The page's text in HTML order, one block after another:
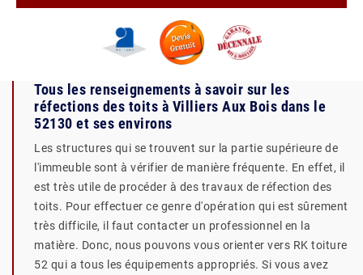
Tous les renseignements à savoir sur les
réfections des toits à Villiers Aux Bois dans le
52130 et ses environs
Les structures qui se trouvent sur la partie supérieure de
l'immeuble sont à vérifier de manière fréquente. En effet, il
est très utile de procéder à des travaux de réfection des
toits. Pour effectuer ce genre d'opération qui est sûrement
très difficile, il faut contacter un professionnel en la
matière. Donc, nous pouvons vous orienter vers RK toiture
52 qui a tous les équipements appropriés. Si vous avez